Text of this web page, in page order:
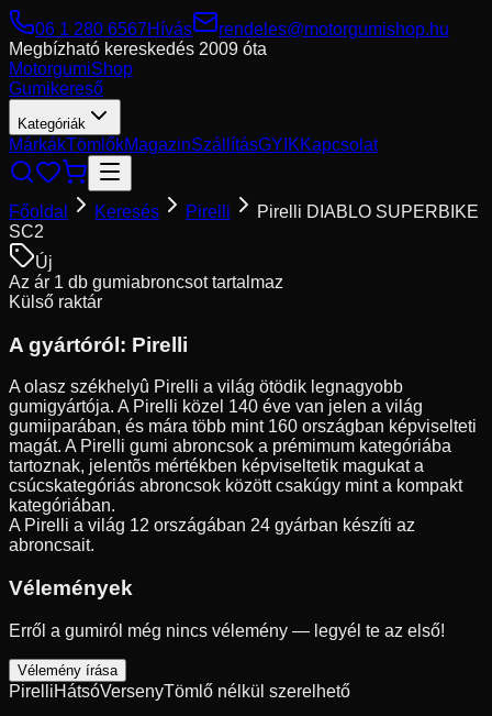
06 1 280 6567Hívás
rendeles@motorgumishop.hu
Megbízható kereskedés 2009 óta
MotorgumiShop
Gumikereső
Kategóriák
MárkákTömlőkMagazinSzállításGYIKKapcsolat
Főoldal Keresés Pirelli
Pirelli DIABLO SUPERBIKE
SC2
Új
Az ár 1 db gumiabroncsot tartalmaz
Külső raktár
A gyártóról: Pirelli
A olasz székhelyû Pirelli a világ ötödik legnagyobb
gumigyártója. A Pirelli közel 140 éve van jelen a világ
gumiiparában, és mára több mint 160 országban képviselteti
magát. A Pirelli gumi abroncsok a prémimum kategóriába
tartoznak, jelentõs mértékben képviseltetik magukat a
csúcskategóriás abroncsok között csakúgy mint a kompakt
kategóriában.
A Pirelli a világ 12 országában 24 gyárban készíti az
abroncsait.
Vélemények
Erről a gumiról még nincs vélemény — legyél te az első!
Vélemény írása
PirelliHátsóVersenyTömlő nélkül szerelhető